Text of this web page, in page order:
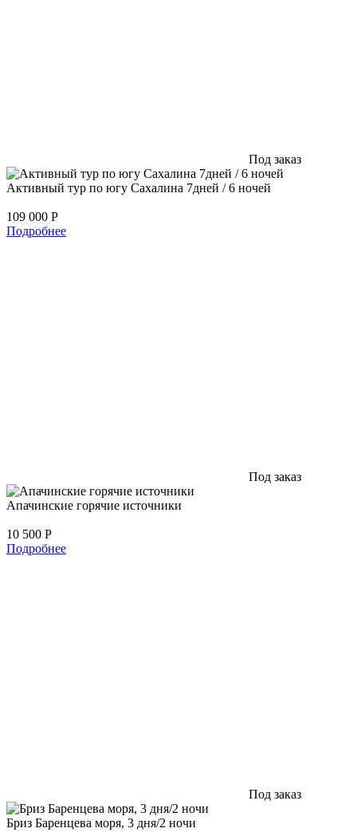
Под заказ
Активный тур по югу Сахалина 7дней / 6 ночей
109 000 Р
Подробнее
Под заказ
Апачинские горячие источники
10 500 Р
Подробнее
Под заказ
Бриз Баренцева моря, 3 дня/2 ночи